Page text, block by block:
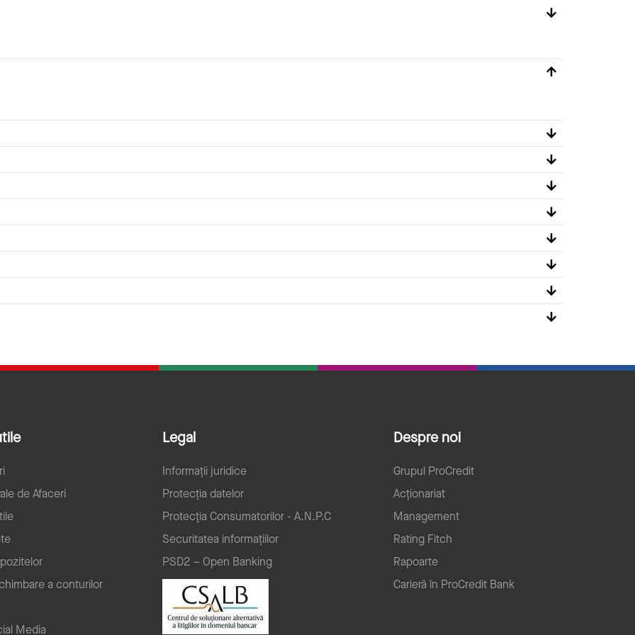
de Afaceri
a conturilor
Media
Legal
Informații juridice
Protecția datelor
Protecţia Consumatorilor - A.N.P.C
Securitatea informațiilor
PSD2 – Open Banking
Despre noi
Grupul ProCredit
Acționariat
Management
Rating Fitch
Rapoarte
Carieră în ProCredit Bank